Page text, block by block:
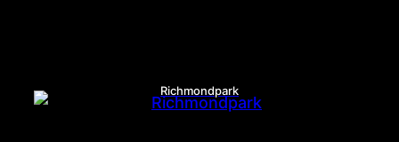
Richmondpark